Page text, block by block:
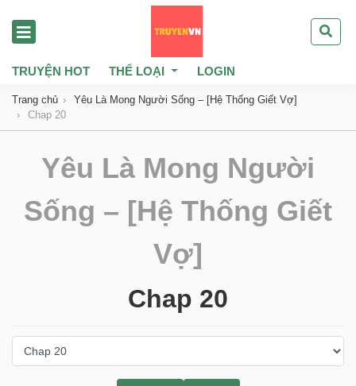
TRUYỆN HOT THỂ LOẠI LOGIN
Trang chủ
Yêu Là Mong Người Sống – [Hệ Thống Giết Vợ]
Chap 20
Yêu Là Mong Người
Sống – [Hệ Thống Giết
Vợ]
Chap 20